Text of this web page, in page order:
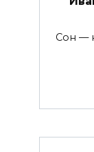
Сон —